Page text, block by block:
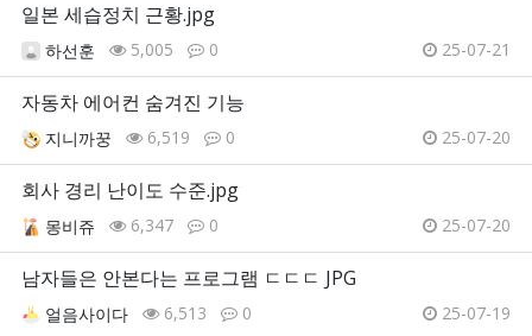
일본 세습정치 근황.jpg
하선훈 5,005 0 25-07-21
자동차 에어컨 숨겨진 기능
지니까꿍 6,519 0 25-07-20
회사 경리 난이도 수준.jpg
몽비쥬 6,347 0 25-07-20
남자들은 안본다는 프로그램 ㄷㄷㄷ JPG
얼음사이다 6,513 0 25-07-19